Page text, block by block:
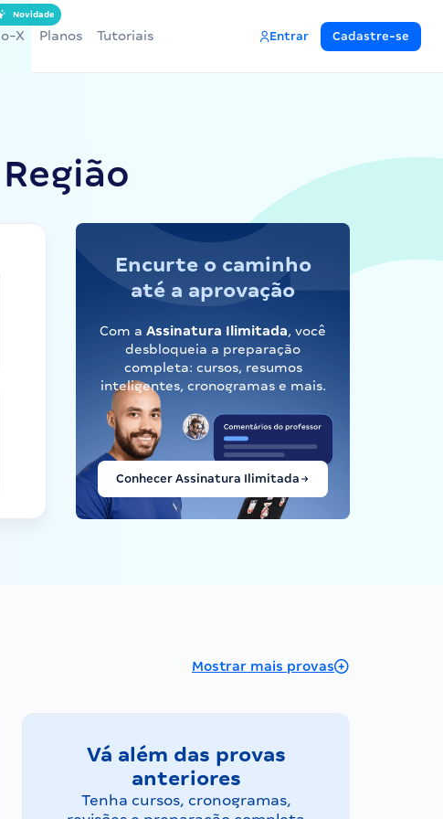
X
Novidade
Planos Tutoriais Entrar Cadastre-se
Encurte o caminho
até a aprovação
Com a Assinatura Ilimitada, você
desbloqueia a preparação
completa: cursos, resumos
inteligentes, cronogramas e mais.
Conhecer Assinatura Ilimitada
Mostrar mais provas
Vá além das provas
anteriores
Tenha cursos, cronogramas,